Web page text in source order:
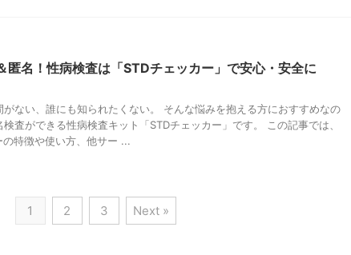
匿名！性病検査は「STDチェッカー」で安心・安全に
がない、誰にも知られたくない。 そんな悩みを抱える方におすすめなの
査ができる性病検査キット「STDチェッカー」です。 この記事では、
の特徴や使い方、他サー ...
1 2 3 Next »